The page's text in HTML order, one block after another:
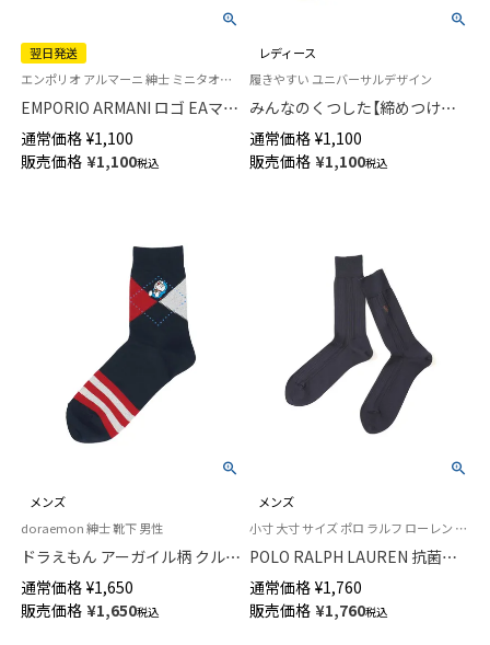
翌日発送
エンポリオ アルマーニ 紳士 ミニタオル 日本製 タオルハンカチ
EMPORIO ARMANI ロゴ EAマン
ガベア柄 ハンドタオル 綿100％
メンズ 【365日最短翌日発送】
02340020
通常価格 ¥1,100
販売価格 ¥1,100税込
レディース
履きやすい ユニバーサルデザイン
みんなのくつした【締めつけな
い靴下】 薄手 ハイゲージ 足口ふ
んわり オーガニックコットン混
クルー丈 ソックス レディース
通常価格 ¥1,100
販売価格 ¥1,100税込
メンズ
doraemon 紳士 靴下 男性
ドラえもん アーガイル柄 クル
ー丈 カジュアル ソックス メン
ズ 日本製 02462117
通常価格 ¥1,650
販売価格 ¥1,650税込
メンズ
小寸 大寸 サイズ ポロ ラルフ ローレン 25FW
POLO RALPH LAUREN 抗菌防
臭 センター リンクス ワンポイ
ント刺しゅう クルー丈 ビジネ
ス ソックス メンズ【24-25cm】
通常価格 ¥1,760
販売価格 ¥1,760税込